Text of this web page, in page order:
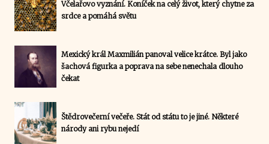
Včelařovo vyznání. Koníček na celý život, který chytne za
srdce a pomáhá světu
Mexický král Maxmilián panoval velice krátce. Byl jako
šachová figurka a poprava na sebe nenechala dlouho
čekat
Štědrovečerní večeře. Stát od státu to je jiné. Některé
národy ani rybu nejedí